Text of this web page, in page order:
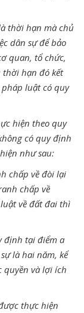
thời hạn mà chủ
dân sự để bảo
quan, tổ chức,
thời hạn đó kết
luật có quy
hiện theo quy
có quy định
như sau:
chấp về đòi lại
chấp về
về đất đai thì
định tại điểm a
là hai năm, kể
quyền và lợi ích
thực hiện